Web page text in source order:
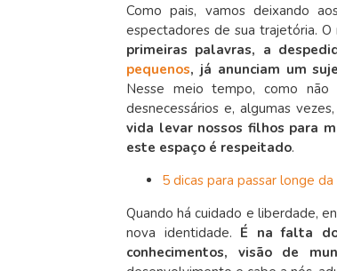
Como pais, vamos deixando
espectadores de sua trajetória.
primeiras palavras, a
pequenos, já anunciam um
Nesse meio tempo, como
desnecessários e, algumas
vida levar nossos filhos para
este espaço é respeitado.
5 dicas para passar longe
Quando há cuidado e liberdade,
nova identidade. É na falta
conhecimentos, visão de